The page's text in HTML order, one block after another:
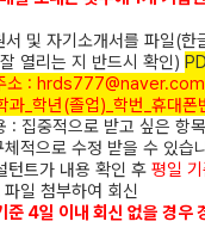
및 자기소개서를 파일(한
열리는 지 반드시 확인)
소 :
과_학년(졸업)_학번_휴대폰
중적으로 받고 싶은 항목
적으로 수정 받을 수 있습
트가 내용 확인 후 평일
일 첨부하여 회신
준 4일 이내 회신 없을 경우